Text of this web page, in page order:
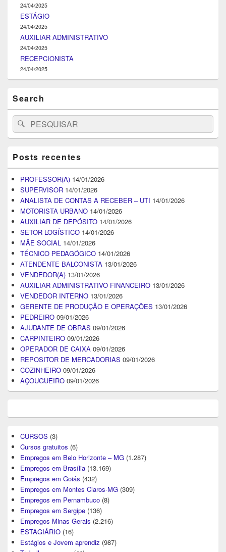
24/04/2025
ESTÁGIO
24/04/2025
AUXILIAR ADMINISTRATIVO
24/04/2025
RECEPCIONISTA
24/04/2025
Search
Search
for:
Pesquisar
Posts recentes
PROFESSOR(A) 14/01/2026
SUPERVISOR 14/01/2026
ANALISTA DE CONTAS A RECEBER – UTI 14/01/2026
MOTORISTA URBANO 14/01/2026
AUXILIAR DE DEPÓSITO 14/01/2026
SETOR LOGÍSTICO 14/01/2026
MÃE SOCIAL 14/01/2026
TÉCNICO PEDAGÓGICO 14/01/2026
ATENDENTE BALCONISTA 13/01/2026
VENDEDOR(A) 13/01/2026
AUXILIAR ADMINISTRATIVO FINANCEIRO 13/01/2026
VENDEDOR INTERNO 13/01/2026
GERENTE DE PRODUÇÃO E OPERAÇÕES 13/01/2026
PEDREIRO 09/01/2026
AJUDANTE DE OBRAS 09/01/2026
CARPINTEIRO 09/01/2026
OPERADOR DE CAIXA 09/01/2026
REPOSITOR DE MERCADORIAS 09/01/2026
COZINHEIRO 09/01/2026
AÇOUGUEIRO 09/01/2026
CURSOS (3)
Cursos gratuitos (6)
Empregos em Belo Horizonte – MG (1.287)
Empregos em Brasília (13.169)
Empregos em Goiás (432)
Empregos em Montes Claros-MG (309)
Empregos em Pernambuco (8)
Empregos em Sergipe (136)
Empregos Minas Gerais (2.216)
ESTAGIÁRIO (16)
Estágios e Jovem aprendiz (987)